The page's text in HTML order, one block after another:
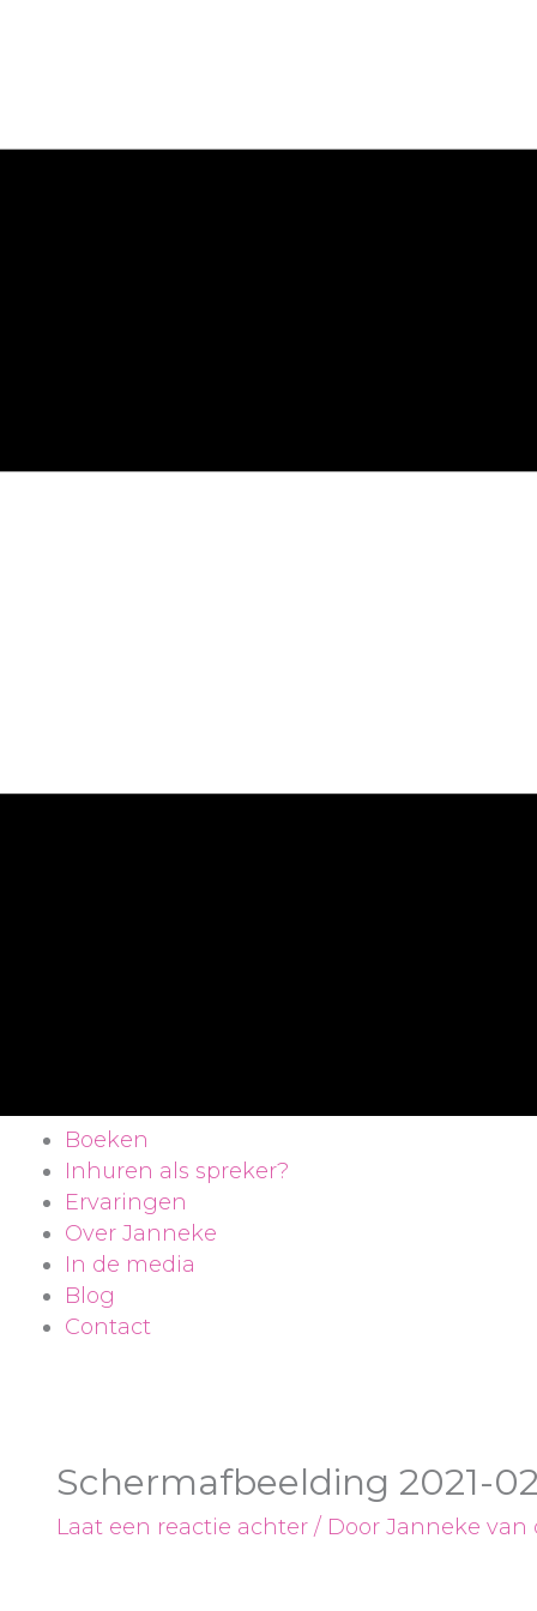
Boeken
Inhuren als spreker?
Ervaringen
Over Janneke
In de media
Blog
Contact
Schermafbeelding 2021-
Laat een reactie achter / Door Janneke